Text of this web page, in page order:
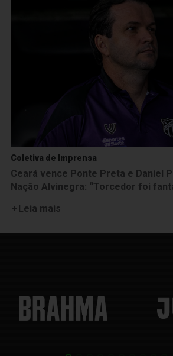
Coletiva de Imprensa
Ceará vence Ponte Preta e Daniel
Nação Alvinegra: “Torcedor foi
Leia mais